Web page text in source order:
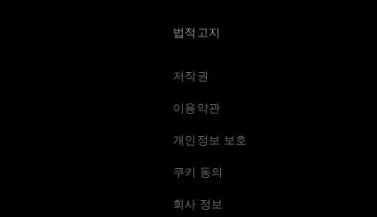
법적고지
저작권
이용약관
개인정보 보호
쿠키 동의
회사 정보